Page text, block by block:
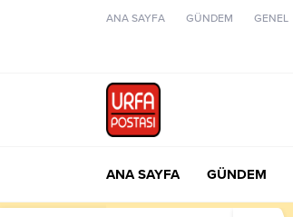
ANA SAYFA GÜNDEM GENEL
ANA SAYFA GÜNDEM